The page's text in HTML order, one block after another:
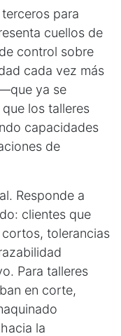
para
cuellos de
control sobre
cada vez más
ya se
los talleres
capacidades
de
Responde a
clientes que
tolerancias
Para talleres
en corte,
la